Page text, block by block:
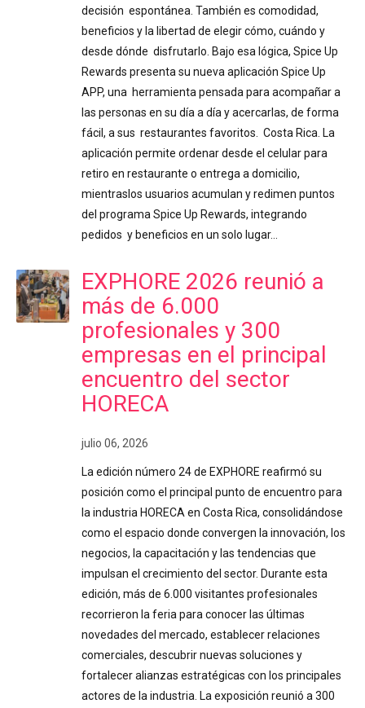
decisión espontánea. También es comodidad,
beneficios y la libertad de elegir cómo, cuándo y
desde dónde disfrutarlo. Bajo esa lógica, Spice Up
Rewards presenta su nueva aplicación Spice Up
APP, una herramienta pensada para acompañar a
las personas en su día a día y acercarlas, de forma
fácil, a sus restaurantes favoritos. Costa Rica. La
aplicación permite ordenar desde el celular para
retiro en restaurante o entrega a domicilio,
mientraslos usuarios acumulan y redimen puntos
del programa Spice Up Rewards, integrando
pedidos y beneficios en un solo lugar…
EXPHORE 2026 reunió a
más de 6.000
profesionales y 300
empresas en el principal
encuentro del sector
HORECA
julio 06, 2026
La edición número 24 de EXPHORE reafirmó su
posición como el principal punto de encuentro para
la industria HORECA en Costa Rica, consolidándose
como el espacio donde convergen la innovación, los
negocios, la capacitación y las tendencias que
impulsan el crecimiento del sector. Durante esta
edición, más de 6.000 visitantes profesionales
recorrieron la feria para conocer las últimas
novedades del mercado, establecer relaciones
comerciales, descubrir nuevas soluciones y
fortalecer alianzas estratégicas con los principales
actores de la industria. La exposición reunió a 300